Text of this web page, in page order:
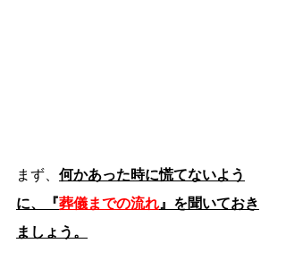
まず、 何かあった時に慌てないよう
に、『葬儀までの流れ 』を聞いておき
ましょう。